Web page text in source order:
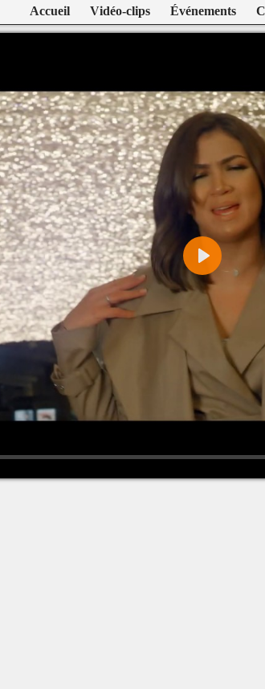
Accueil Vidéo-clips Événements
Play